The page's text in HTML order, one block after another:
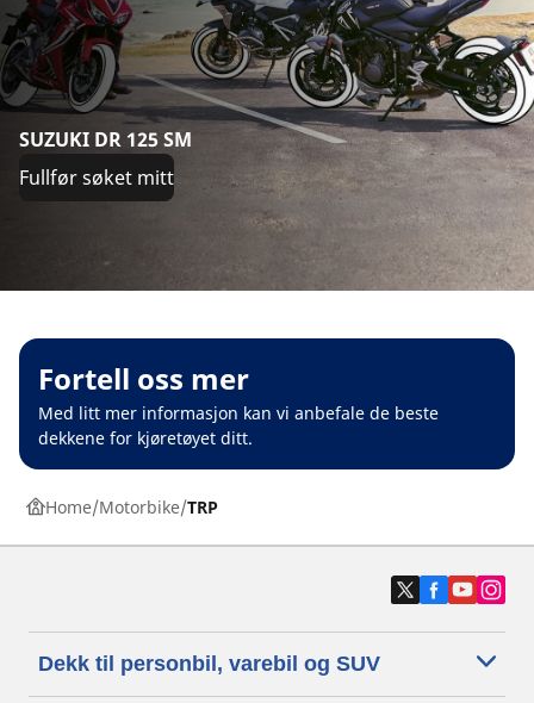
SUZUKI DR 125 SM
Fullfør søket mitt
Fortell oss mer
Med litt mer informasjon kan vi anbefale de beste
dekkene for kjøretøyet ditt.
Home Motorbike TRP
Dekk til personbil, varebil og SUV